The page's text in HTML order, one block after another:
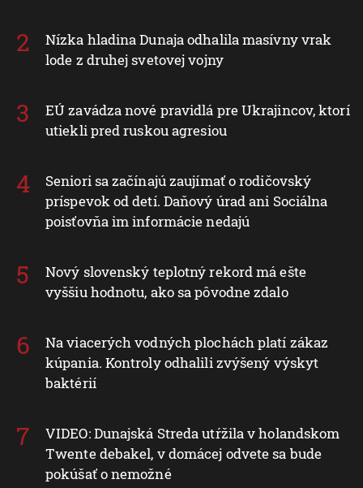
Nízka hladina Dunaja odhalila masívny vrak
lode z druhej svetovej vojny
EÚ zavádza nové pravidlá pre Ukrajincov, ktorí
utiekli pred ruskou agresiou
Seniori sa začínajú zaujímať o rodičovský
príspevok od detí. Daňový úrad ani Sociálna
poisťovňa im informácie nedajú
Nový slovenský teplotný rekord má ešte
vyššiu hodnotu, ako sa pôvodne zdalo
Na viacerých vodných plochách platí zákaz
kúpania. Kontroly odhalili zvýšený výskyt
baktérií
VIDEO: Dunajská Streda utŕžila v holandskom
Twente debakel, v domácej odvete sa bude
pokúšať o nemožné